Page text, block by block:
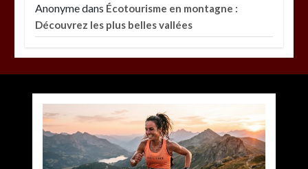
Anonymedans Écotourisme en montagne :
Découvrez les plus belles vallées
Paysagiste à Sainte-Eulalie : ce qui sépare le bon
parPovoski 5 août 2026
6 minutes
2 jours